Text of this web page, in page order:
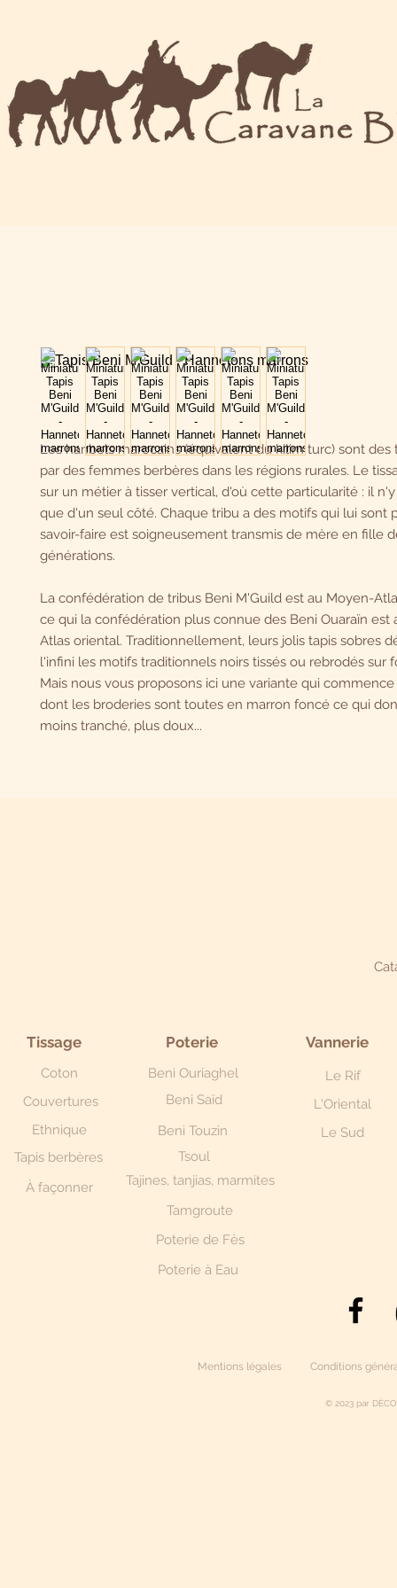
Les hanbels marocains (équivalent du kilim turc) sont des
par des femmes berbères dans les régions rurales. Le
sur un métier à tisser vertical, d'où cette particularité : il
que d'un seul côté. Chaque tribu a des motifs qui lui sont
savoir-faire est soigneusement transmis de mère en fille
générations.
La confédération de tribus Beni M'Guild est au Moyen-
ce qui la confédération plus connue des Beni Ouaraïn est
Atlas oriental. Traditionnellement, leurs jolis tapis sobres
l'infini les motifs traditionnels noirs tissés ou rebrodés sur
Mais nous vous proposons ici une variante qui commence
dont les broderies sont toutes en marron foncé ce qui
moins tranché, plus doux...
Tissage
Coton
Couvertures
Ethnique
Tapis berbères
À façonner
Poterie
Beni Ouriaghel
Beni Saïd
Beni Touzin
Vannerie
Le Rif
L'Oriental
Le Sud
Tsoul
Tajines, tanjias, marmites
Tamgroute
Poterie de Fès
Poterie à Eau
© 2023 par
Mentions légales Conditions